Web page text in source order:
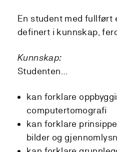
En student med
definert i kunnskap,
Kunnskap:
Studenten…
kan forklare
computertomografi
kan forklare
bilder og